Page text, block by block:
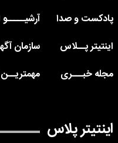
پادکست و صدا
آرشیـــــو
اینتیتر پــلاس
سازمان
مجله خبـــری
مهمتریــن
اینتیتر پلاس